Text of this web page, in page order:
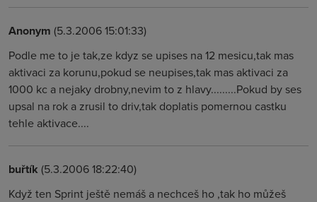
Anonym (5.3.2006 15:01:33)
Podle me to je tak,ze kdyz se upises na 12 mesicu,tak mas
aktivaci za korunu,pokud se neupises,tak mas aktivaci za
1000 kc a nejaky drobny,nevim to z hlavy.........Pokud by ses
upsal na rok a zrusil to driv,tak doplatis pomernou castku
tehle aktivace....
buřtík (5.3.2006 18:22:40)
Když ten Sprint ještě nemáš a nechceš ho ,tak ho můžeš